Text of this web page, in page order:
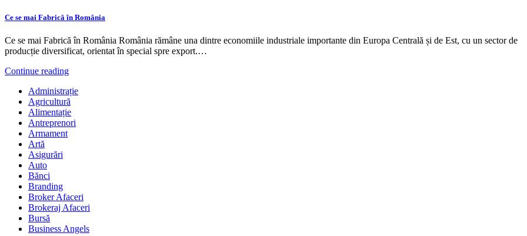
Ce se mai Fabrică în România
Ce se mai Fabrică în România România rămâne una dintre economiile industriale importante din Europa Centrală și de Est, cu un sector de
producție diversificat, orientat în special spre export.…
Continue reading
Administrație
Agricultură
Alimentație
Antreprenori
Armament
Artă
Asigurări
Auto
Bănci
Branding
Broker Afaceri
Brokeraj Afaceri
Bursă
Business Angels